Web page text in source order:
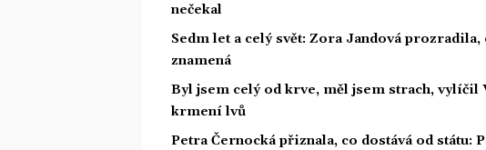
nečekal
Sedm let a celý svět: Zora Jandová
znamená
Byl jsem celý od krve, měl jsem strach, vylíčil
krmení lvů
Petra Černocká přiznala, co dostává od státu: